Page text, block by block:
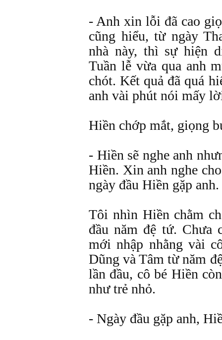
- Anh xin lỗi đã cao
cũng hiểu, từ ngày
nhà này, thì sự hiện
Tuần lễ vừa qua anh
chót. Kết quả đã quá
anh vài phút nói mấy
Hiền chớp mắt, giọng
- Hiền sẽ nghe anh
Hiền. Xin anh nghe
ngày đầu Hiền gặp anh.
Tôi nhìn Hiền chằm
đầu năm đệ tứ. Chưa
mới nhập nhằng vài
Dũng và Tâm từ năm
lần đầu, cô bé Hiền
như trẻ nhỏ.
- Ngày đầu gặp anh,